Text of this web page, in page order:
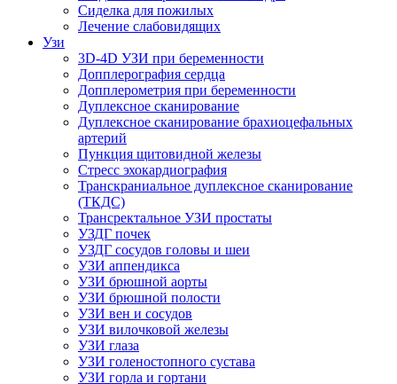
Сиделка для пожилых
Лечение слабовидящих
Узи
3D-4D УЗИ при беременности
Допплерография сердца
Допплерометрия при беременности
Дуплексное сканирование
Дуплексное сканирование брахиоцефальных
артерий
Пункция щитовидной железы
Стресс эхокардиография
Транскраниальное дуплексное сканирование
(ТКДС)
Трансректальное УЗИ простаты
УЗДГ почек
УЗДГ сосудов головы и шеи
УЗИ аппендикса
УЗИ брюшной аорты
УЗИ брюшной полости
УЗИ вен и сосудов
УЗИ вилочковой железы
УЗИ глаза
УЗИ голеностопного сустава
УЗИ горла и гортани